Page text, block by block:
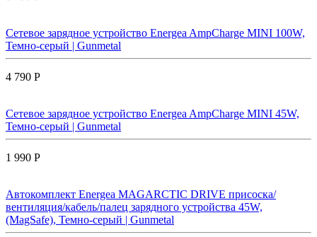
Сетевое зарядное устройство Energea AmpCharge MINI 100W,
Темно-серый | Gunmetal
4 790 Р
Сетевое зарядное устройство Energea AmpCharge MINI 45W,
Темно-серый | Gunmetal
1 990 Р
Автокомплект Energea MAGARCTIC DRIVE присоска/
вентиляция/кабель/палец зарядного устройства 45W,
(MagSafe), Темно-серый | Gunmetal